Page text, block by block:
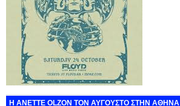
Η ANETTE OLZON ΤΟΝ ΑΥΓΟΥΣΤΟ ΣΤΗΝ ΑΘΗΝΑ